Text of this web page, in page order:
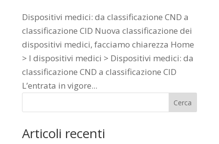
Dispositivi medici: da classificazione CND a
classificazione CID Nuova classificazione dei
dispositivi medici, facciamo chiarezza Home
> I dispositivi medici > Dispositivi medici: da
classificazione CND a classificazione CID
L’entrata in vigore...
Cerca
Articoli recenti